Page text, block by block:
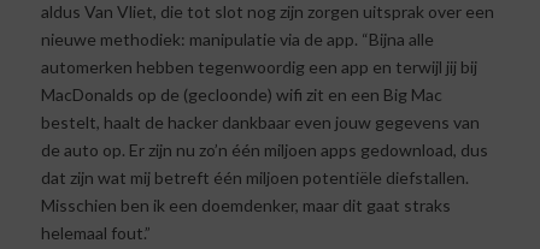
aldus Van Vliet, die tot slot nog zijn zorgen uitsprak over een
nieuwe methodiek: manipulatie via de app. “Bijna alle
automerken hebben tegenwoordig een app en terwijl jij bij
MacDonalds op de (gecloonde) wifi zit en een Big Mac
bestelt, haalt de hacker dankbaar even jouw gegevens van
de auto op. Er zijn nu zo’n één miljoen apps gedownload, dus
dat zijn wat mij betreft één miljoen potentiële diefstallen.
Misschien ben ik een doemdenker, maar dit gaat straks
helemaal fout.”